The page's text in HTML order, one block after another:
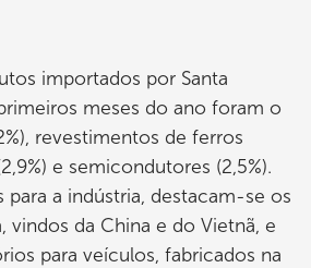
importados por Santa
meses do ano foram o
revestimentos de ferros
e semicondutores (2,5%).
para a indústria, destacam-se os
vindos da China e do Vietnã, e
para veículos, fabricados na